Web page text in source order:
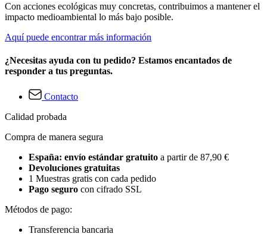
Con acciones ecológicas muy concretas, contribuimos a mantener el
impacto medioambiental lo más bajo posible.
Aquí puede encontrar más información
¿Necesitas ayuda con tu pedido? Estamos encantados de
responder a tus preguntas.
Contacto
Calidad probada
Compra de manera segura
España: envío estándar gratuito a partir de 87,90 €
Devoluciones gratuitas
1 Muestras gratis con cada pedido
Pago seguro con cifrado SSL
Métodos de pago:
Transferencia bancaria